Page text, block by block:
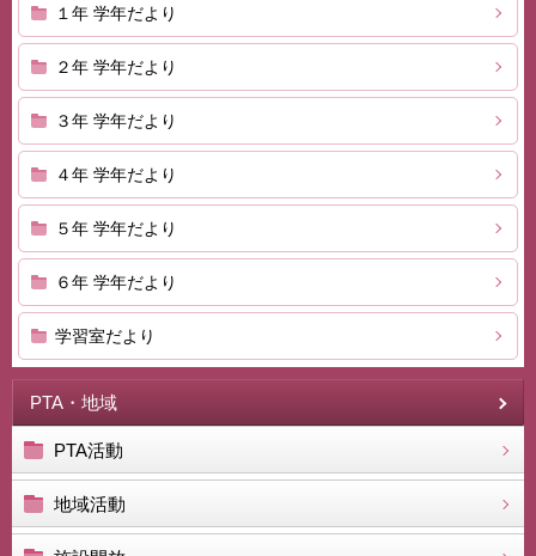
１年 学年だより
２年 学年だより
３年 学年だより
４年 学年だより
５年 学年だより
６年 学年だより
学習室だより
PTA・地域
PTA活動
地域活動